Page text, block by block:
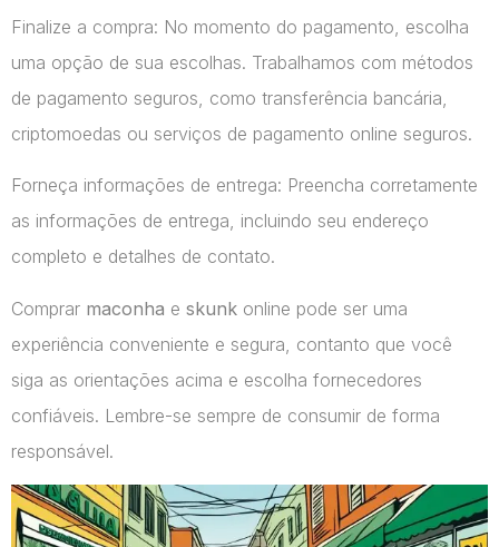
Finalize a compra: No momento do pagamento, escolha
uma opção de sua escolhas. Trabalhamos com métodos
de pagamento seguros, como transferência bancária,
criptomoedas ou serviços de pagamento online seguros.
Forneça informações de entrega: Preencha corretamente
as informações de entrega, incluindo seu endereço
completo e detalhes de contato.
Comprar maconha e skunk online pode ser uma
experiência conveniente e segura, contanto que você
siga as orientações acima e escolha fornecedores
confiáveis. Lembre-se sempre de consumir de forma
responsável.